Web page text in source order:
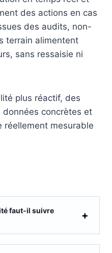
des actions en cas
des audits, non-
terrain alimentent
sans ressaisie ni
plus réactif, des
concrètes et
réellement mesurable
faut-il suivre